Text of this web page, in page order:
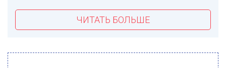
ЧИТАТЬ БОЛЬШЕ